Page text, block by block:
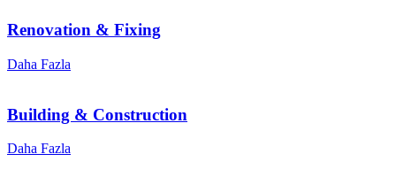
Renovation & Fixing
Daha Fazla
Building & Construction
Daha Fazla